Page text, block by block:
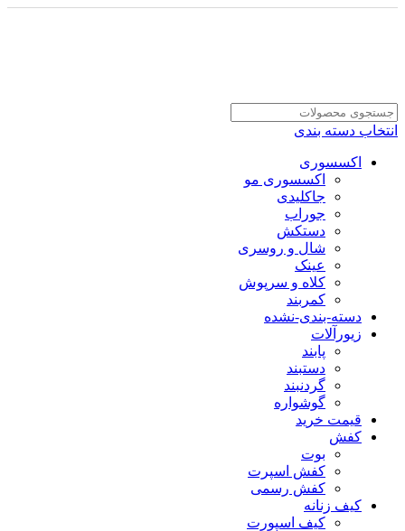
انتخاب دسته بندی
اکسسوری
اکسسوری مو
جاکلیدی
جوراب
دستکش
شال و روسری
عینک
کلاه و سرپوش
کمربند
دسته-بندی-نشده
زیورآلات
پابند
دستبند
گردنبند
گوشواره
قیمت خرید
کفش
بوت
کفش اسپرت
کفش رسمی
کیف زنانه
کیف اسپورت